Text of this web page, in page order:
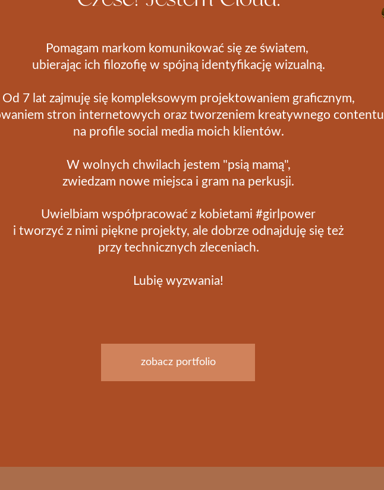
Pomagam markom komunikować się ze światem,
ubierając ich filozofię w spójną identyfikację wizualną.
Od 7 lat zajmuję się kompleksowym projektowaniem graficznym,
stron internetowych oraz tworzeniem kreatywnego contentu
na profile social media moich klientów.
W wolnych chwilach jestem "psią mamą",
zwiedzam nowe miejsca i gram na perkusji.
Uwielbiam współpracować z kobietami #girlpower
i tworzyć z nimi piękne projekty, ale dobrze odnajduję się też
przy technicznych zleceniach.
Lubię wyzwania!
zobacz portfolio